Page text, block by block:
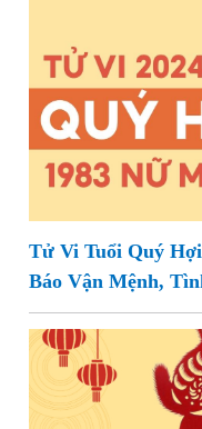
Tử Vi Tuổi Quý
Báo Vận Mệnh,